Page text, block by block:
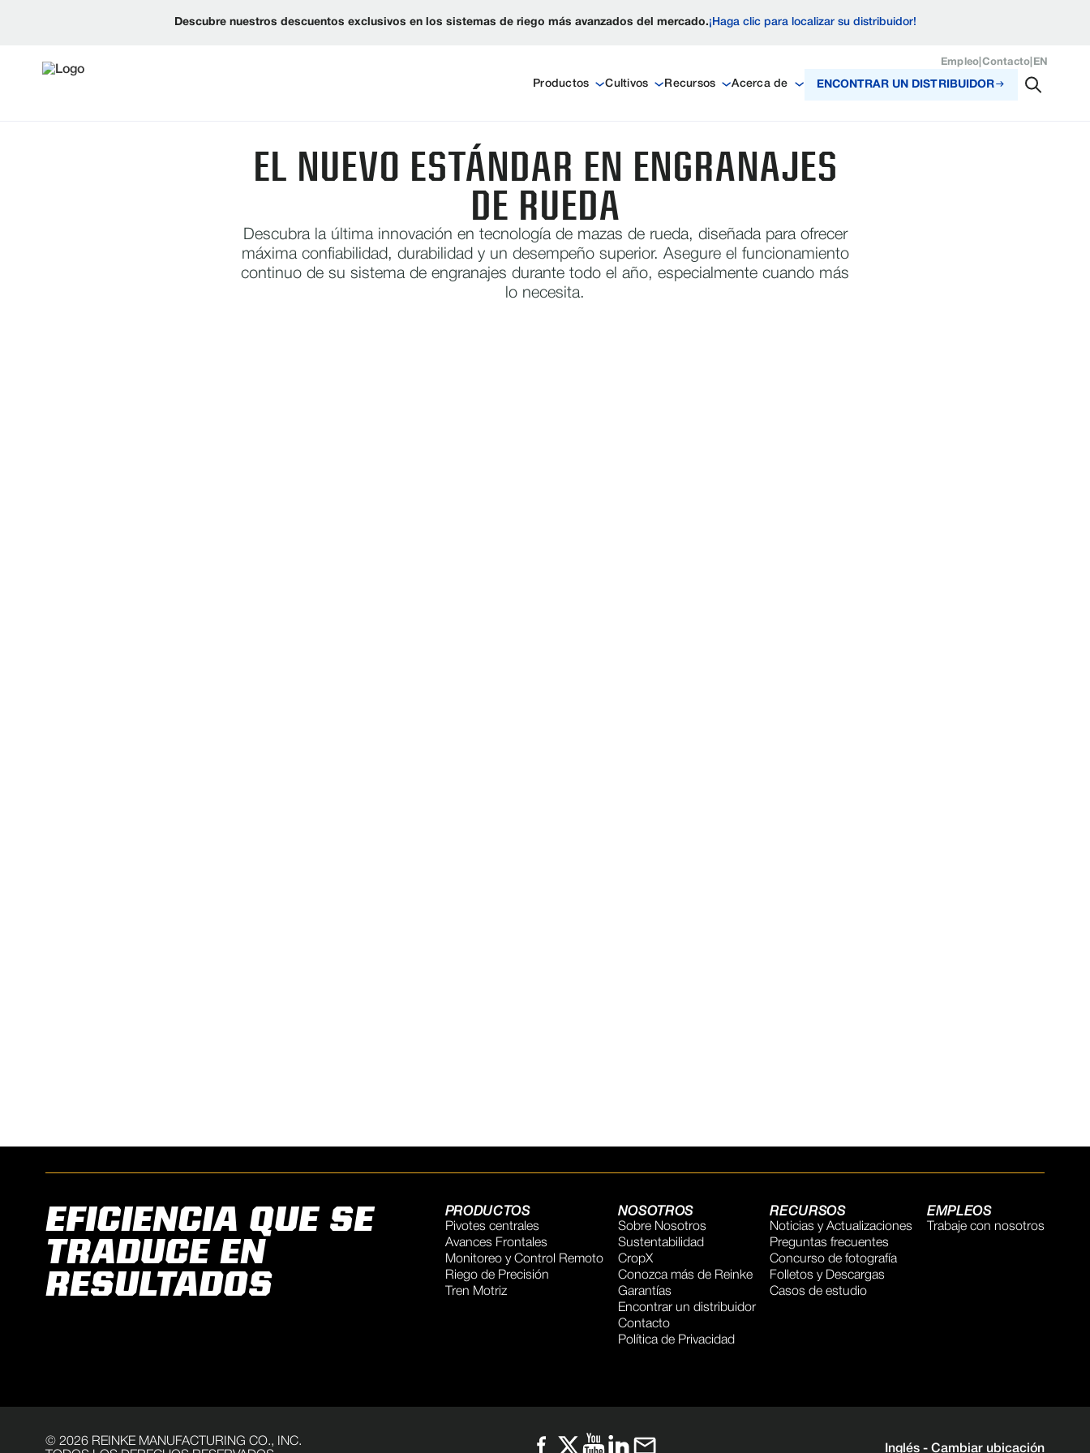
Descubre nuestros descuentos exclusivos en los sistemas de riego más avanzados del mercado.¡Haga clic para localizar su distribuidor!
Empleo Contacto EN
Productos Cultivos Recursos Acerca de ENCONTRAR UN DISTRIBUIDOR
EL NUEVO ESTÁNDAR EN ENGRANAJES
DE RUEDA
Descubra la última innovación en tecnología de mazas de rueda, diseñada para ofrecer
máxima confiabilidad, durabilidad y un desempeño superior. Asegure el funcionamiento
continuo de su sistema de engranajes durante todo el año, especialmente cuando más
lo necesita.
EFICIENCIA QUE SE
TRADUCE EN
RESULTADOS
PRODUCTOS
Pivotes centrales
Avances Frontales
Monitoreo y Control Remoto
Riego de Precisión
Tren Motriz
NOSOTROS
Sobre Nosotros
Sustentabilidad
CropX
Conozca más de Reinke
Garantías
Encontrar un distribuidor
Contacto
Política de Privacidad
RECURSOS
Noticias y Actualizaciones
Preguntas frecuentes
Concurso de fotografía
Folletos y Descargas
Casos de estudio
EMPLEOS
Trabaje con nosotros
© 2026 REINKE MANUFACTURING CO., INC.
Inglés - Cambiar ubicación